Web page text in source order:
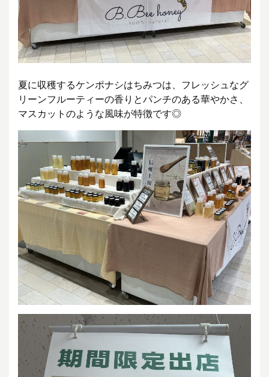
夏に収穫するケンポナシはちみつは、フレッシュなグ
リーンフルーティーの香りとパンチのある華やかさ、
マスカットのような風味が特徴です◎